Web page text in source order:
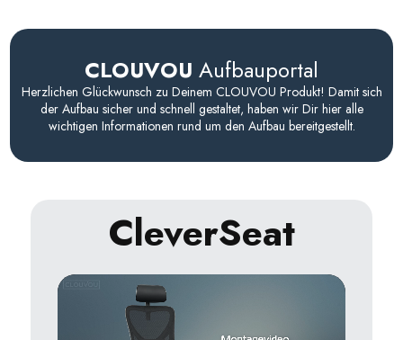
CLOUVOU Aufbauportal
Herzlichen Glückwunsch zu Deinem CLOUVOU Produkt! Damit sich
der Aufbau sicher und schnell gestaltet, haben wir Dir hier alle
wichtigen Informationen rund um den Aufbau bereitgestellt.
CleverSeat